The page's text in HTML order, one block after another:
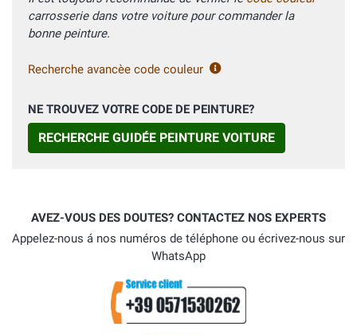
carrosserie dans votre voiture pour commander la
bonne peinture.
Recherche avancèe code couleur
NE TROUVEZ VOTRE CODE DE PEINTURE?
RECHERCHE GUIDÉE PEINTURE VOITURE
AVEZ-VOUS DES DOUTES? CONTACTEZ NOS EXPERTS
Appelez-nous á nos numéros de téléphone ou écrivez-nous sur
WhatsApp